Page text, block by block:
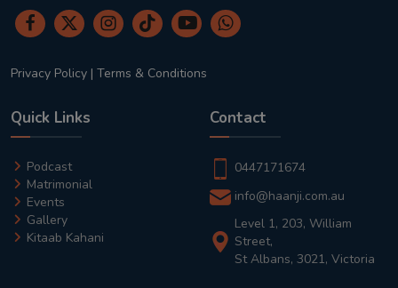
Privacy Policy | Terms & Conditions
Quick Links
Podcast
Matrimonial
Events
Gallery
Kitaab Kahani
Contact
0447171674
info@haanji.com.au
Level 1, 203, William
Street,
St Albans, 3021, Victoria